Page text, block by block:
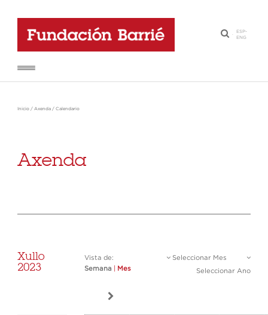
·
ESP-
ENG
Inicio / Axenda / Calendario
Axenda
Xullo
2023
Vista de:
Semana
Mes
Seleccionar Mes
Seleccionar Ano